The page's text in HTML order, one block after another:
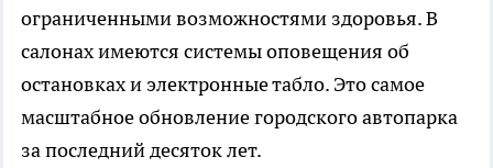
ограниченными возможностями здоровья. В
салонах имеются системы оповещения об
остановках и электронные табло. Это самое
масштабное обновление городского автопарка
за последний десяток лет.